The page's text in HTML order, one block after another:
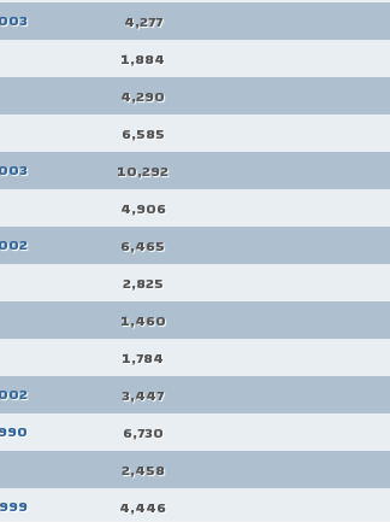
4,277
1,884
4,290
6,585
10,292
4,906
6,465
2,825
1,460
1,784
3,447
6,730
2,458
4,446